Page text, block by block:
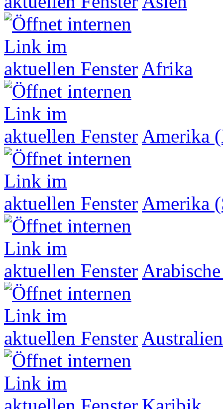
Afrika
Amerika
Amerika
Australien